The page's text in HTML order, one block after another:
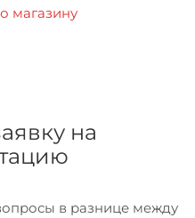
магазину
на
в разнице между